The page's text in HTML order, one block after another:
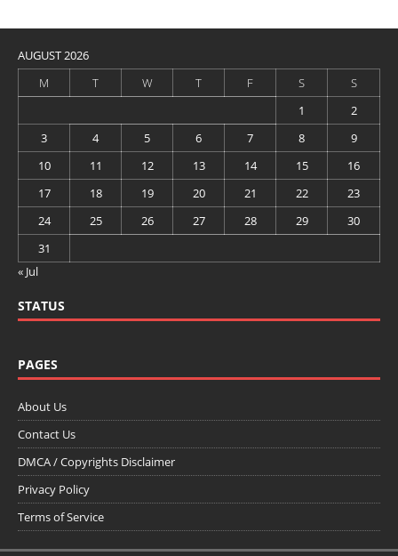
AUGUST 2026
M
T W T F S
S
1
2
3
4 5 6 7 8
9
10
11 12 13 14 15
16
17
18 19 20 21 22
23
24
25 26 27 28 29
30
31
« Jul
STATUS
PAGES
About Us
Contact Us
DMCA / Copyrights Disclaimer
Privacy Policy
Terms of Service